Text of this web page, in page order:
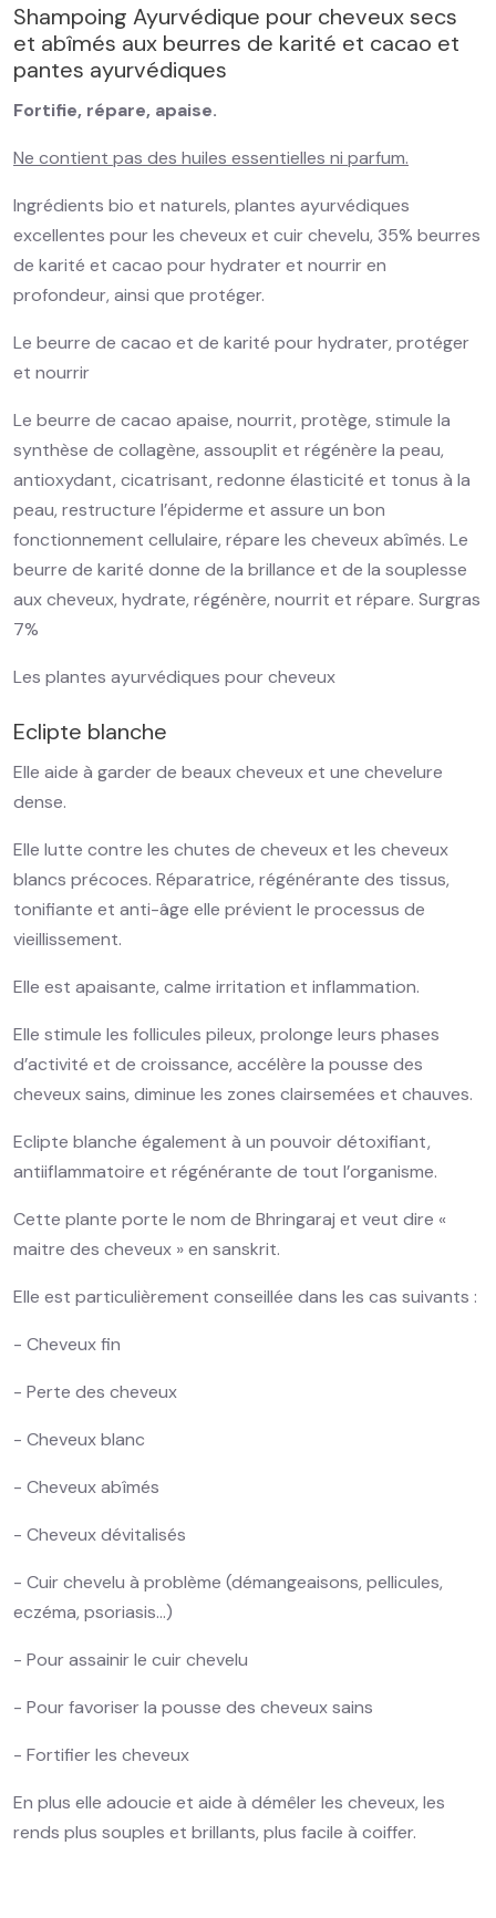
Shampoing Ayurvédique pour cheveux secs
et abîmés aux beurres de karité et cacao et
pantes ayurvédiques
Fortifie, répare, apaise.
Ne contient pas des huiles essentielles ni parfum.
Ingrédients bio et naturels, plantes ayurvédiques
excellentes pour les cheveux et cuir chevelu, 35% beurres
de karité et cacao pour hydrater et nourrir en
profondeur, ainsi que protéger.
Le beurre de cacao et de karité pour hydrater, protéger
et nourrir
Le beurre de cacao apaise, nourrit, protège, stimule la
synthèse de collagène, assouplit et régénère la peau,
antioxydant, cicatrisant, redonne élasticité et tonus à la
peau, restructure l’épiderme et assure un bon
fonctionnement cellulaire, répare les cheveux abîmés. Le
beurre de karité donne de la brillance et de la souplesse
aux cheveux, hydrate, régénère, nourrit et répare. Surgras
7%
Les plantes ayurvédiques pour cheveux
Eclipte blanche
Elle aide à garder de beaux cheveux et une chevelure
dense.
Elle lutte contre les chutes de cheveux et les cheveux
blancs précoces. Réparatrice, régénérante des tissus,
tonifiante et anti-âge elle prévient le processus de
vieillissement.
Elle est apaisante, calme irritation et inflammation.
Elle stimule les follicules pileux, prolonge leurs phases
d’activité et de croissance, accélère la pousse des
cheveux sains, diminue les zones clairsemées et chauves.
Eclipte blanche également à un pouvoir détoxifiant,
antiiflammatoire et régénérante de tout l’organisme.
Cette plante porte le nom de Bhringaraj et veut dire «
maitre des cheveux » en sanskrit.
Elle est particulièrement conseillée dans les cas suivants :
- Cheveux fin
- Perte des cheveux
- Cheveux blanc
- Cheveux abîmés
- Cheveux dévitalisés
- Cuir chevelu à problème (démangeaisons, pellicules,
eczéma, psoriasis…)
- Pour assainir le cuir chevelu
- Pour favoriser la pousse des cheveux sains
- Fortifier les cheveux
En plus elle adoucie et aide à démêler les cheveux, les
rends plus souples et brillants, plus facile à coiffer.